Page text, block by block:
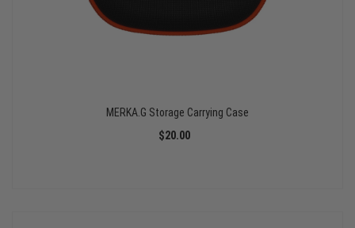
MERKA.G Storage Carrying Case
$20.00